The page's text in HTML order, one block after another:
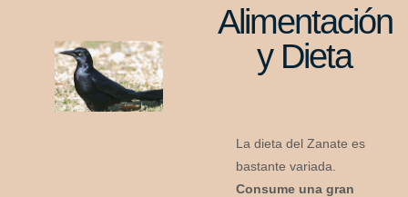
Alimentación
y Dieta
La dieta del Zanate es
bastante variada.
Consume una gran